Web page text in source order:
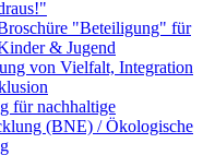
"Beteiligung" für
& Jugend
von Vielfalt, Integration
für nachhaltige
(BNE) / Ökologische